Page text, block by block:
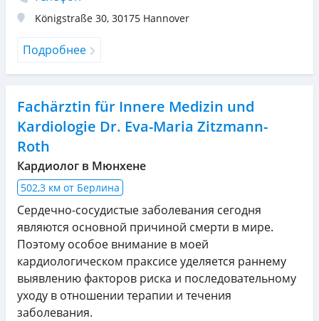
Königstraße 30, 30175 Hannover
Подробнее
Fachärztin für Innere Medizin und
Kardiologie Dr. Eva-Maria Zitzmann-
Roth
Кардиолог в Мюнхене
502,3 км от Берлина
Сердечно-сосудистые заболевания сегодня
являются основной причиной смерти в мире.
Поэтому особое внимание в моей
кардиологическом праксисе уделяется раннему
выявлению факторов риска и последовательному
уходу в отношении терапии и течения
заболевания.